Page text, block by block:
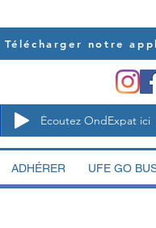
Télécharger notre
Écoutez OndExpat ici
ADHÉRER UFE GO